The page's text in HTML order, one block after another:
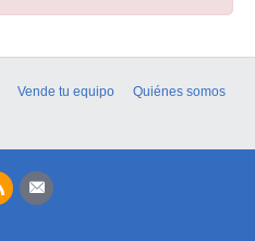
Vende tu equipo
Quiénes somos